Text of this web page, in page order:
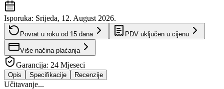
Isporuka: Srijeda, 12. August 2026.
Povrat u roku od 15 dana PDV uključen u cijenu
Više načina plaćanja
Garancija: 24 Mjeseci
Opis Specifikacije Recenzije
Učitavanje...